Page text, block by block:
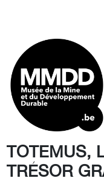
TOTEMUS,
TRÉSOR